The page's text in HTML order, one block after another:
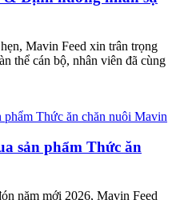
Mavin Feed xin trân trọng
thể cán bộ, nhân viên đã cùng
sản phẩm Thức ăn
năm mới 2026, Mavin Feed